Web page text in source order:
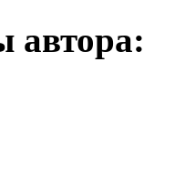
автора: